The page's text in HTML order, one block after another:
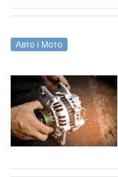
Авто і Мото